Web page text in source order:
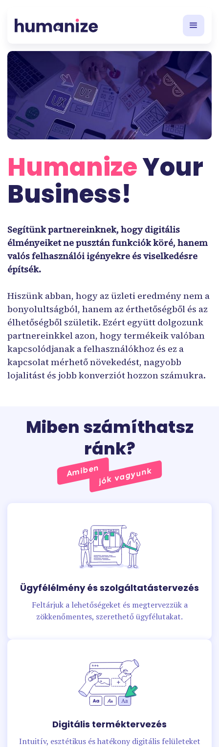
HumanizeYour
Business!
Segítünk partnereinknek, hogy digitális
élményeiket ne pusztán funkciók köré, hanem
valós felhasználói igényekre és viselkedésre
építsék.
Hiszünk abban, hogy az üzleti eredmény nem a
bonyolultságból, hanem az érthetőségből és az
élhetőségből születik. Ezért együtt dolgozunk
partnereinkkel azon, hogy termékeik valóban
kapcsolódjanak a felhasználókhoz és ez a
kapcsolat mérhető növekedést, nagyobb
lojalitást és jobb konverziót hozzon számukra.
Miben számíthatsz
ránk?
Amibenjók vagyunk
Ügyfélélmény és szolgáltatástervezés
Feltárjuk a lehetőségeket és megtervezzük a
zökkenőmentes, szerethető ügyfélutakat.
Digitális terméktervezés
Intuitív, esztétikus és hatékony digitális felületeket